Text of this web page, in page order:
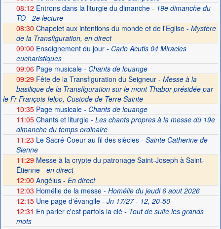
08:12 Entrons dans la liturgie du dimanche- 19e dimanche du
TO - 2e lecture
08:30 Chapelet aux intentions du monde et de l'Eglise - Mystère
de la Transfiguration, en direct
09:00 Enseignement du jour- Carlo Acutis 04 Miracles
eucharistiques
09:06Page musicale- Chants de louange
09:29 Fête de la Transfiguration du Seigneur - Messe à la
basilique de la Transfiguration sur le mont Thabor présidée par
le Fr François Ielpo, Custode de Terre Sainte
10:35Page musicale- Chants de louange
11:05Chants et liturgie- Les chants propres à la messe du 19e
dimanche du temps ordinaire
11:23 Le Sacré-Coeur au fil des siècles- Sainte Catherine de
Sienne
11:29 Messe à la crypte du patronage Saint-Joseph à Saint-
Étienne - en direct
12:00 Angélus - En direct
12:03 Homélie de la messe- Homélie du jeudi 6 aout 2026
12:15Une page d'évangile- Jn 17/27 - 12, 20-50
12:31 En parler c'est parfois la clé- Tout de suite les grands
mots